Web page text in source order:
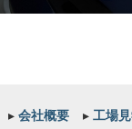
▸会社概要 ▸工場